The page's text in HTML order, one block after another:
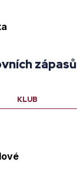
zápasů
KLUB